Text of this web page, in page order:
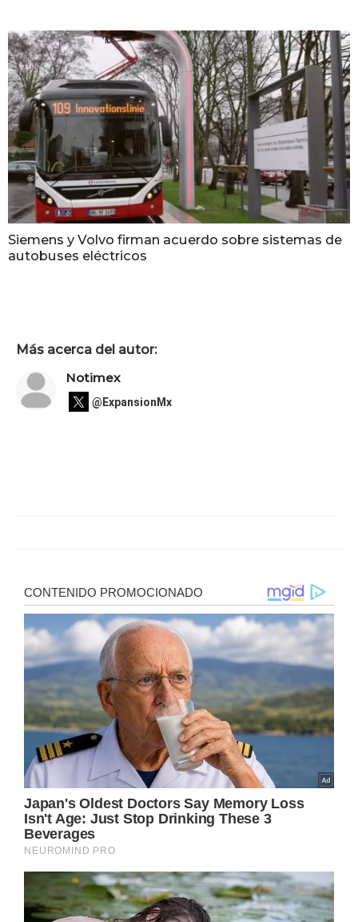
Siemens y Volvo firman acuerdo sobre sistemas de
autobuses eléctricos
Más acerca del autor:
Notimex
@ExpansionMx